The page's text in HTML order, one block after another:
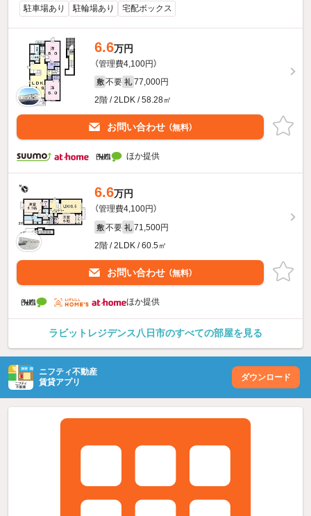
駐車場あり 駐輪場あり 宅配ボックス
6.6万円
（管理費4,100円）
敷 不要 礼 77,000円
2階 / 2LDK / 58.28㎡
お問い合わせ （無料）
ほか提供
6.6万円
（管理費4,100円）
敷 不要 礼 71,500円
2階 / 2LDK / 60.5㎡
お問い合わせ （無料）
ほか提供
ラビットレジデンス八日市のすべての部屋を見る
ニフティ不動産
賃貸アプリ
ダウンロード